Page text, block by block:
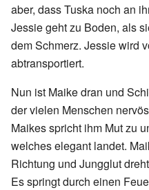
aber, dass Tuska noch an
Jessie geht zu Boden, als
dem Schmerz. Jessie wird
abtransportiert.
Nun ist Maike dran und
der vielen Menschen
Maikes spricht ihm Mut zu
welches elegant landet.
Richtung und Jungglut
Es springt durch einen